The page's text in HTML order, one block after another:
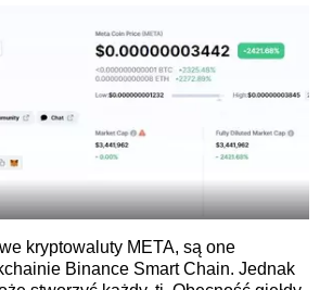
kryptowaluty META, są one
Binance Smart Chain. Jednak